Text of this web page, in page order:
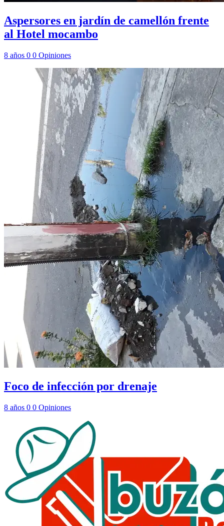
Aspersores en jardín de camellón frente
al Hotel mocambo
8 años 0 0 Opiniones
Foco de infección por drenaje
8 años 0 0 Opiniones